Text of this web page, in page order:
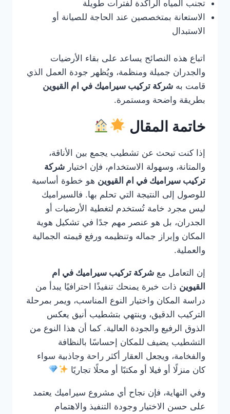
تجنب المياه الراكدة لفترات طويلة
الاستعانة بمتخصصين عند الحاجة للصيانة أو
الاستبدال
اتباع هذه النصائح يساعد على بقاء الأرضيات
والجدران جميلة ومنظمة، ويُظهر جودة العمل الذي
قامت به شركة تركيب سيراميك في ام القيوين
بطريقة واضحة ومستمرة.
خاتمة المقال
إذا كنت تبحث عن تشطيب يجمع بين الأناقة،
والمتانة، وسهولة الاستخدام، فإن اختيار شركة
تركيب سيراميك في ام القيوين هو خطوة أساسية
للوصول إلى النتيجة التي تحلم بها. فالسيراميك
ليس مجرد خامة تُستخدم لتغطية الأرضيات أو
الجدران، بل هو عنصر مهم جدًا في تشكيل هوية
المكان وإبراز جماله وتنظيمه ورفع قيمته الجمالية
والعملية.
إن التعامل مع شركة تركيب سيراميك في ام
القيوين ذات خبرة يمنحك تنفيذًا احترافيًا يبدأ من
دراسة المكان واختيار النوع المناسب، ويمر بمرحلة
التركيب الدقيق، وينتهي بتشطيب أنيق يعكس
الذوق الرفيع والجودة العالية. كما أن هذا النوع من
التشطيب يضيف للمكان إحساسًا بالنظافة
والفخامة، ويجعل العقار أكثر راحة وجاذبية سواء
كان منزلًا أو فيلا أو مكتبًا أو محلًا تجاريًا
وفي النهاية، فإن نجاح أي مشروع سيراميك يعتمد
على حسن الاختيار وجودة التنفيذ والاهتمام